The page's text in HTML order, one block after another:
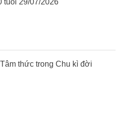
tuổi 29/07/2026
thứctrong Chu kì đời